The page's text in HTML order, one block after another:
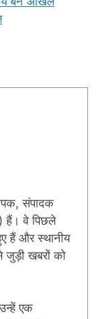
संपादक
वे पिछले
हैं और स्थानीय
जुड़ी खबरों को
एक